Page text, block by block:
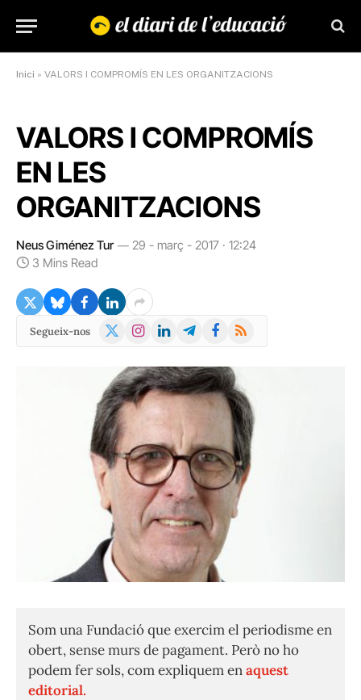
Inici » VALORS I COMPROMÍS EN LES ORGANITZACIONS
VALORS I COMPROMÍS
EN LES
ORGANITZACIONS
Neus Giménez Tur
29 - març - 2017 · 12:24
3 Mins Read
Segueix-nos
X
Instagram
LinkedInTelegramFacebook
RSS
Som una Fundació que exercim el periodisme en
obert, sense murs de pagament. Però no ho
podem fer sols, com expliquem enaquest
editorial.